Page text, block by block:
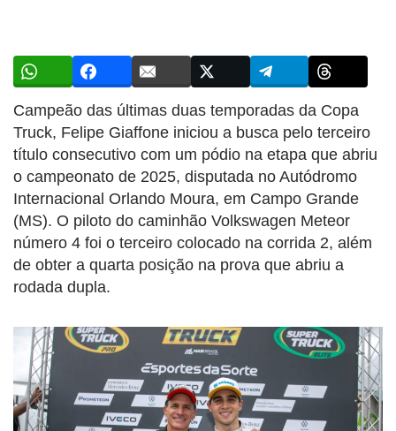
Campeão das últimas duas temporadas da Copa
Truck, Felipe Giaffone iniciou a busca pelo terceiro
título consecutivo com um pódio na etapa que abriu
o campeonato de 2025, disputada no Autódromo
Internacional Orlando Moura, em Campo Grande
(MS). O piloto do caminhão Volkswagen Meteor
número 4 foi o terceiro colocado na corrida 2, além
de obter a quarta posição na prova que abriu a
rodada dupla.